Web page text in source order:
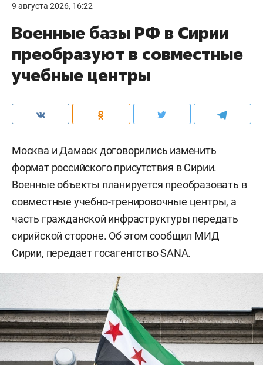
9 августа 2026, 16:22
Военные базы РФ в Сирии
преобразуют в совместные
учебные центры
Москва и Дамаск договорились изменить
формат российского присутствия в Сирии.
Военные объекты планируется преобразовать в
совместные учебно-тренировочные центры, а
часть гражданской инфраструктуры передать
сирийской стороне. Об этом сообщил МИД
Сирии, передает госагентствоSANA.